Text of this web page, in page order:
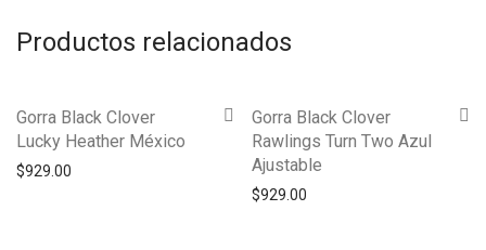
Productos relacionados
Gorra Black Clover
Lucky Heather México
$929.00
Gorra Black Clover
Rawlings Turn Two Azul
Ajustable
$929.00